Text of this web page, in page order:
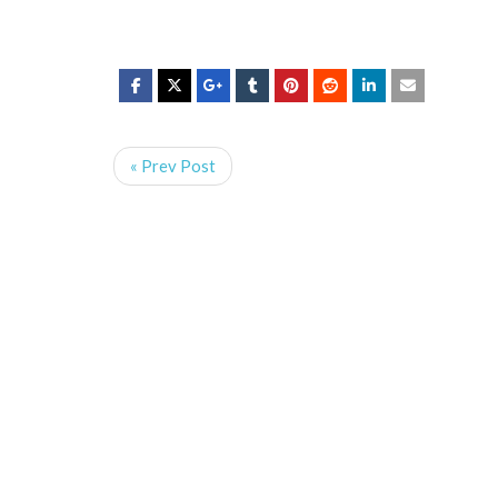
« Prev Post